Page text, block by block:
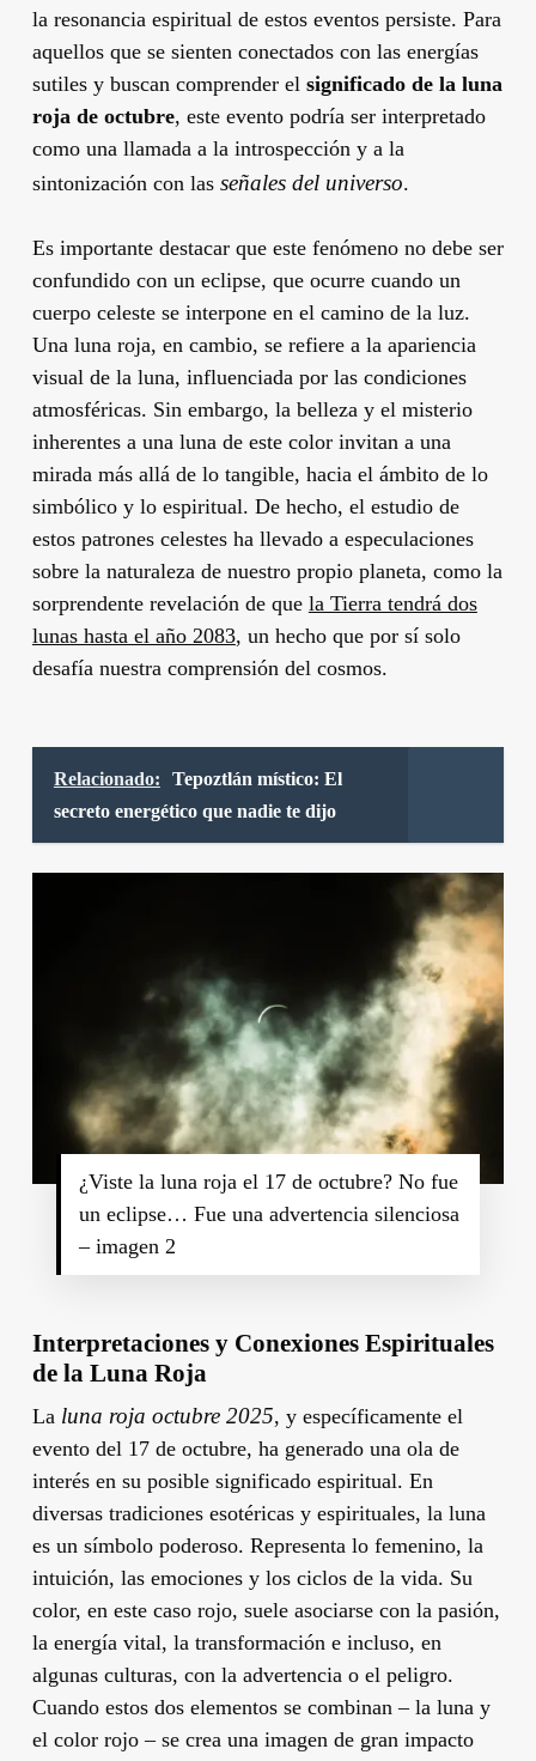
la resonancia espiritual de estos eventos persiste. Para
aquellos que se sienten conectados con las energías
sutiles y buscan comprender el significado de la luna
roja de octubre, este evento podría ser interpretado
como una llamada a la introspección y a la
sintonización con las señales del universo.
Es importante destacar que este fenómeno no debe ser
confundido con un eclipse, que ocurre cuando un
cuerpo celeste se interpone en el camino de la luz.
Una luna roja, en cambio, se refiere a la apariencia
visual de la luna, influenciada por las condiciones
atmosféricas. Sin embargo, la belleza y el misterio
inherentes a una luna de este color invitan a una
mirada más allá de lo tangible, hacia el ámbito de lo
simbólico y lo espiritual. De hecho, el estudio de
estos patrones celestes ha llevado a especulaciones
sobre la naturaleza de nuestro propio planeta, como la
sorprendente revelación de que la Tierra tendrá dos
lunas hasta el año 2083, un hecho que por sí solo
desafía nuestra comprensión del cosmos.
Relacionado:
Tepoztlán místico: El
secreto energético que nadie te dijo
¿Viste la luna roja el 17 de octubre? No fue
un eclipse… Fue una advertencia silenciosa
– imagen 2
Interpretaciones y Conexiones Espirituales
de la Luna Roja
La luna roja octubre 2025, y específicamente el
evento del 17 de octubre, ha generado una ola de
interés en su posible significado espiritual. En
diversas tradiciones esotéricas y espirituales, la luna
es un símbolo poderoso. Representa lo femenino, la
intuición, las emociones y los ciclos de la vida. Su
color, en este caso rojo, suele asociarse con la pasión,
la energía vital, la transformación e incluso, en
algunas culturas, con la advertencia o el peligro.
Cuando estos dos elementos se combinan – la luna y
el color rojo – se crea una imagen de gran impacto